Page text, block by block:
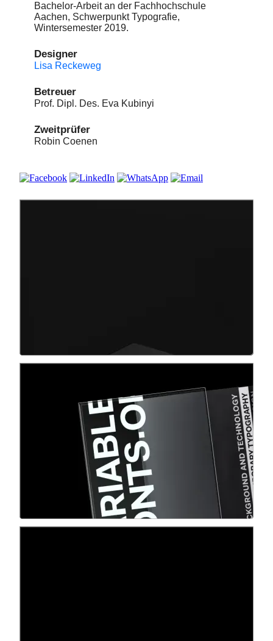
Bachelor-Arbeit an der Fachhochschule
Aachen, Schwerpunkt Typografie,
Wintersemester 2019.
Designer
Lisa Reckeweg
Betreuer
Prof. Dipl. Des. Eva Kubinyi
Zweitprüfer
Robin Coenen